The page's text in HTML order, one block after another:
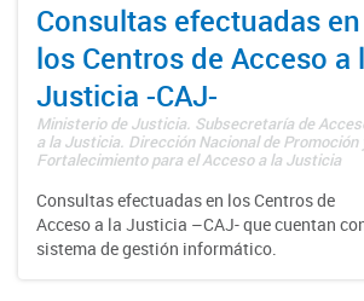
Consultas efectuadas en
los Centros de Acceso a
Justicia -CAJ-
Ministerio de Justicia. Subsecretaría de
a la Justicia. Dirección Nacional de Promoción
Fortalecimiento para el Acceso a la Justicia
Consultas efectuadas en los Centros de
Acceso a la Justicia –CAJ- que cuentan
sistema de gestión informático.